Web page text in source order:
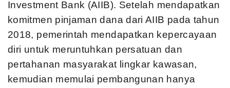
Investment Bank (AIIB). Setelah mendapatkan
komitmen pinjaman dana dari AIIB pada tahun
2018, pemerintah mendapatkan kepercayaan
diri untuk meruntuhkan persatuan dan
pertahanan masyarakat lingkar kawasan,
kemudian memulai pembangunan hanya